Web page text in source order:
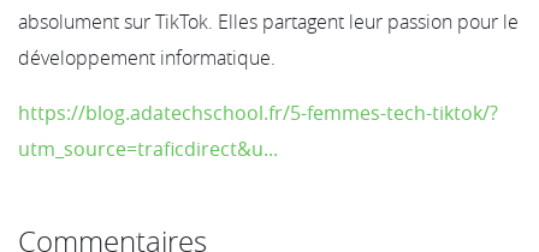
absolument sur TikTok. Elles partagent leur passion pour le
développement informatique.
https://blog.adatechschool.fr/5-femmes-tech-tiktok/?
utm_source=traficdirect&u...
Commentaires